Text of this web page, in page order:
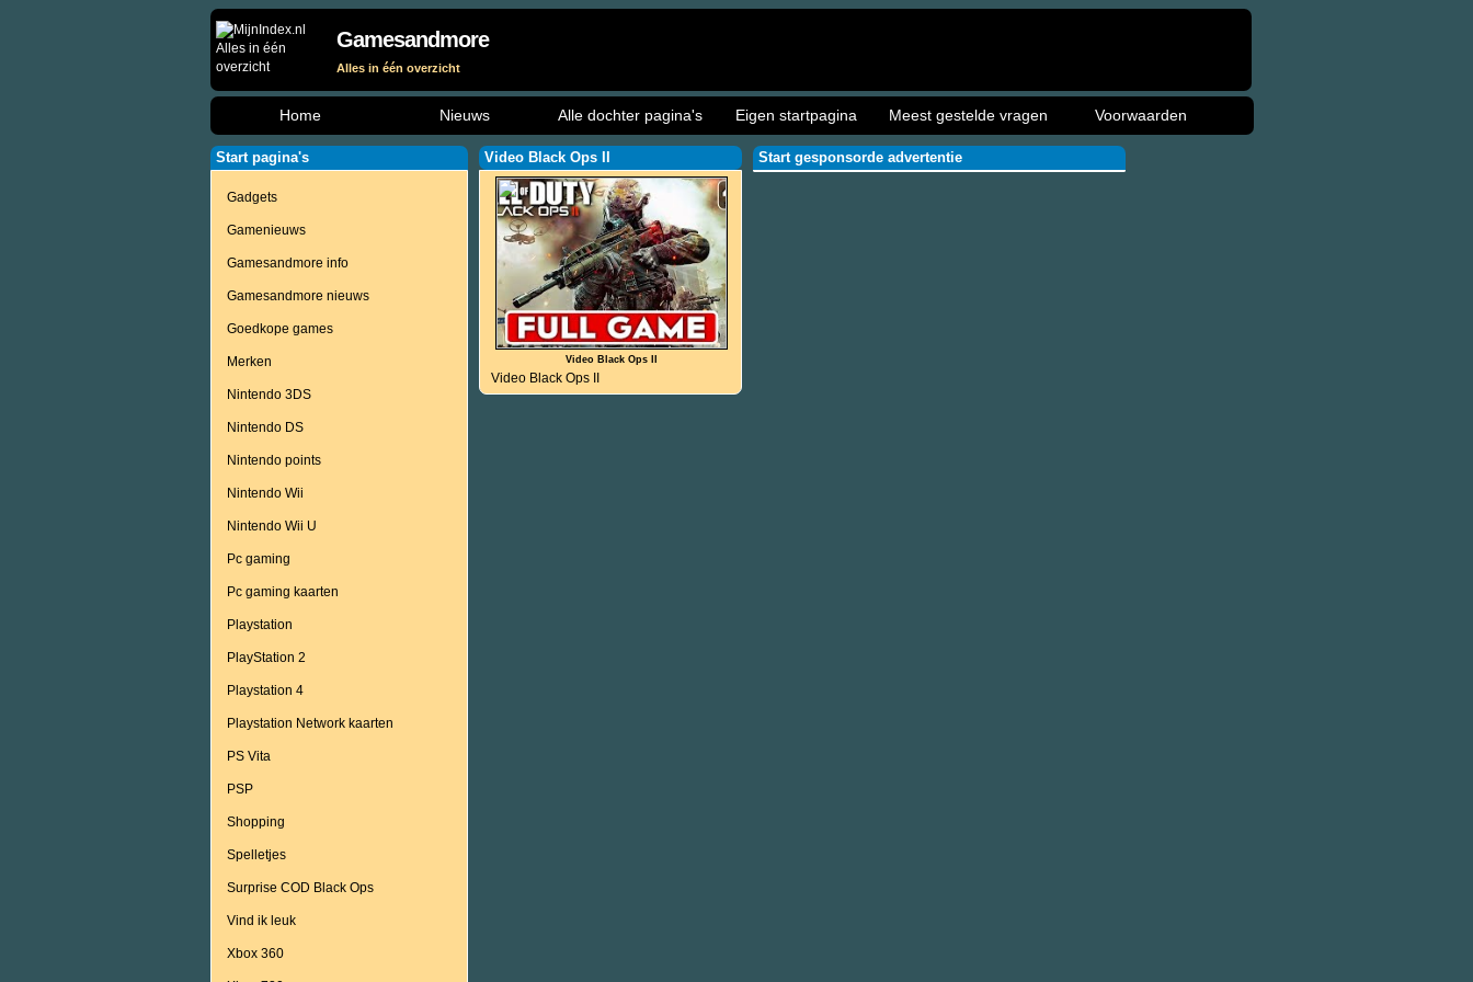
Gamesandmore
Alles in één overzicht
Home Nieuws Alle dochter pagina's Eigen startpagina Meest gestelde vragen Voorwaarden
Start pagina's
Gadgets
Gamenieuws
Gamesandmore info
Gamesandmore nieuws
Goedkope games
Merken
Nintendo 3DS
Nintendo DS
Nintendo points
Nintendo Wii
Nintendo Wii U
Pc gaming
Pc gaming kaarten
Playstation
PlayStation 2
Playstation 4
Playstation Network kaarten
PS Vita
PSP
Shopping
Spelletjes
Surprise COD Black Ops
Vind ik leuk
Xbox 360
Video Black Ops II
Video Black Ops II
Video Black Ops II
Start gesponsorde advertentie